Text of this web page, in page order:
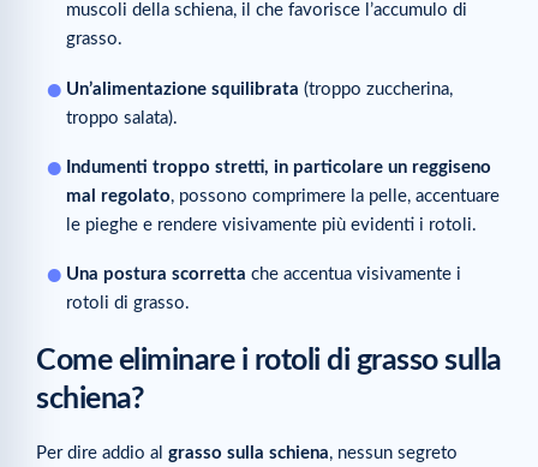
muscoli della schiena, il che favorisce l’accumulo di
grasso.
Un’alimentazione squilibrata (troppo zuccherina,
troppo salata).
Indumenti troppo stretti, in particolare un reggiseno
mal regolato, possono comprimere la pelle, accentuare
le pieghe e rendere visivamente più evidenti i rotoli.
Una postura scorretta che accentua visivamente i
rotoli di grasso.
Come eliminare i rotoli di grasso sulla
schiena?
Per dire addio al grasso sulla schiena, nessun segreto